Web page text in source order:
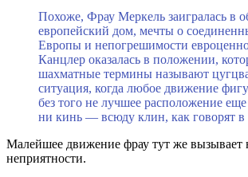
Похоже, Фрау Меркель заигралась в
европейский дом, мечты о
Европы и непогрешимости
Канцлер оказалась в положении,
шахматные термины называют
ситуация, когда любое движение
без того не лучшее расположение
ни кинь — всюду клин, как говорят в
Малейшее движение фрау тут же вызывает
неприятности.